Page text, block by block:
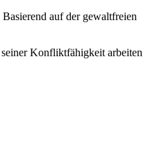
auf der gewaltfreien
Konfliktfähigkeit arbeiten